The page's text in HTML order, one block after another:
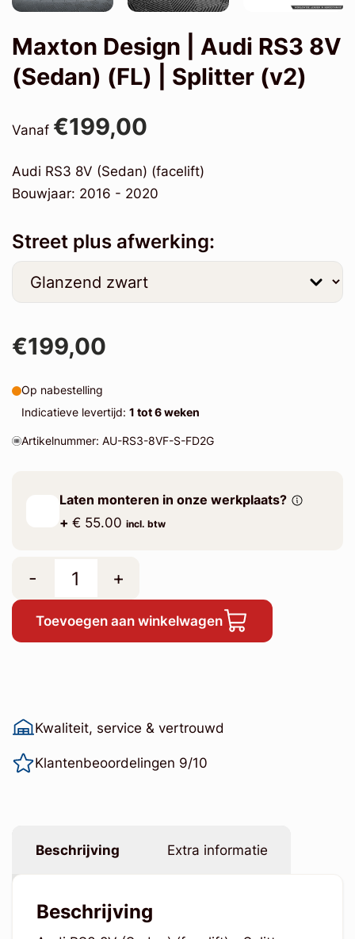
Maxton Design | Audi RS3 8V
(Sedan) (FL) | Splitter (v2)
Vanaf €199,00
Audi RS3 8V (Sedan) (facelift)
Bouwjaar: 2016 - 2020
Street plus afwerking:
€199,00
Op nabestelling
Indicatieve levertijd: 1 tot 6 weken
Artikelnummer: AU-RS3-8VF-S-FD2G
Laten monteren in onze werkplaats?
+ € 55.00 incl. btw
- +
Toevoegen aan winkelwagen
Kwaliteit, service & vertrouwd
Klantenbeoordelingen 9/10
Beschrijving Extra informatie
Beschrijving